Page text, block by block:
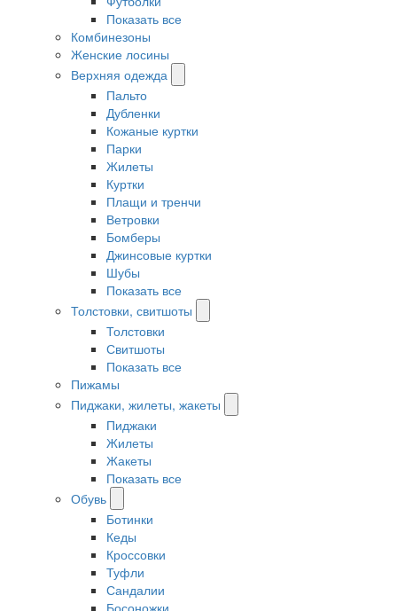
Показать все
Комбинезоны
Женские лосины
Верхняя одежда
Пальто
Дубленки
Кожаные куртки
Парки
Жилеты
Куртки
Плащи и тренчи
Ветровки
Бомберы
Джинсовые куртки
Шубы
Показать все
Толстовки, свитшоты
Толстовки
Свитшоты
Показать все
Пижамы
Пиджаки, жилеты, жакеты
Пиджаки
Жилеты
Жакеты
Показать все
Обувь
Ботинки
Кеды
Кроссовки
Туфли
Сандалии
Босоножки